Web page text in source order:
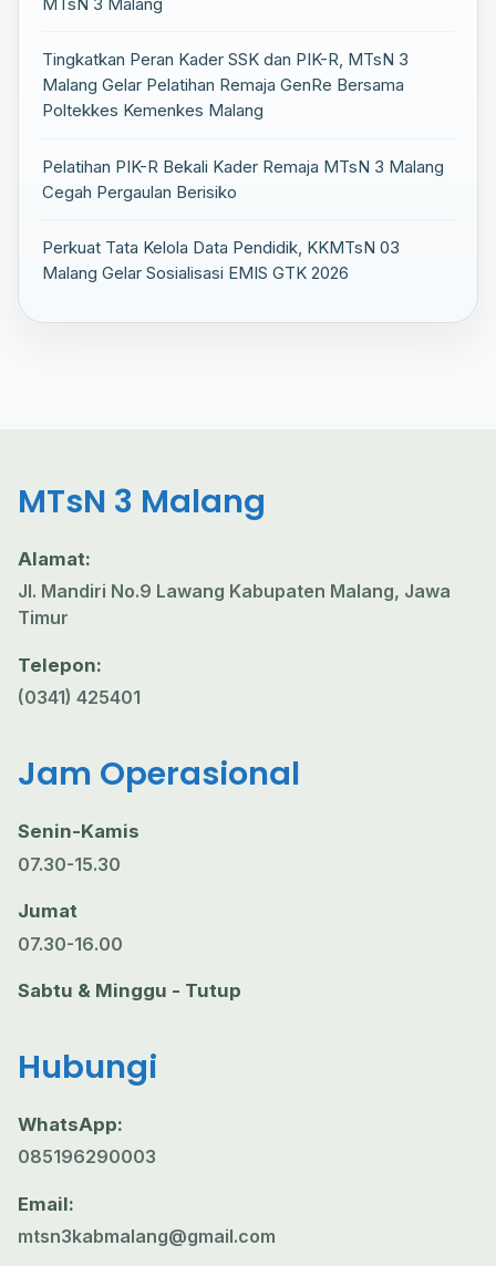
Tingkatkan Peran Kader SSK dan PIK-R, MTsN 3
Malang Gelar Pelatihan Remaja GenRe Bersama
Poltekkes Kemenkes Malang
Pelatihan PIK-R Bekali Kader Remaja MTsN 3 Malang
Cegah Pergaulan Berisiko
Perkuat Tata Kelola Data Pendidik, KKMTsN 03
Malang Gelar Sosialisasi EMIS GTK 2026
MTsN 3 Malang
Alamat:
Jl. Mandiri No.9 Lawang Kabupaten Malang, Jawa
Timur
Telepon:
(0341) 425401
Jam Operasional
Senin-Kamis
07.30-15.30
Jumat
07.30-16.00
Sabtu & Minggu - Tutup
Hubungi
WhatsApp:
085196290003
Email:
mtsn3kabmalang@gmail.com